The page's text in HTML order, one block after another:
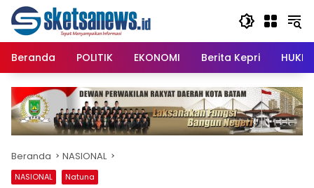
content
Langsung
konten
Beranda
POLITIK EKONOMI Berita Kepri
Beranda NASIONAL
NASIONAL Natuna